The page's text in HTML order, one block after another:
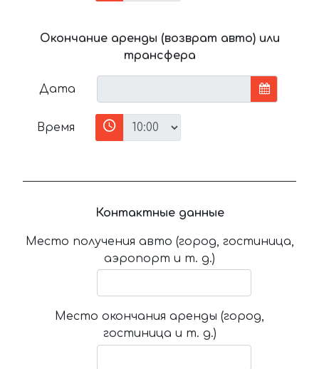
Окончание аренды (возврат авто) или
трансфера
Дата
Время
Контактные данные
Место получения авто (город, гостиница,
аэропорт и т. д.)
Место окончания аренды (город,
гостиница и т. д.)